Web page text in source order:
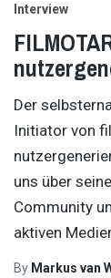
Interview
Der
Initiator von
uns über
Community
aktiven
By Markus van